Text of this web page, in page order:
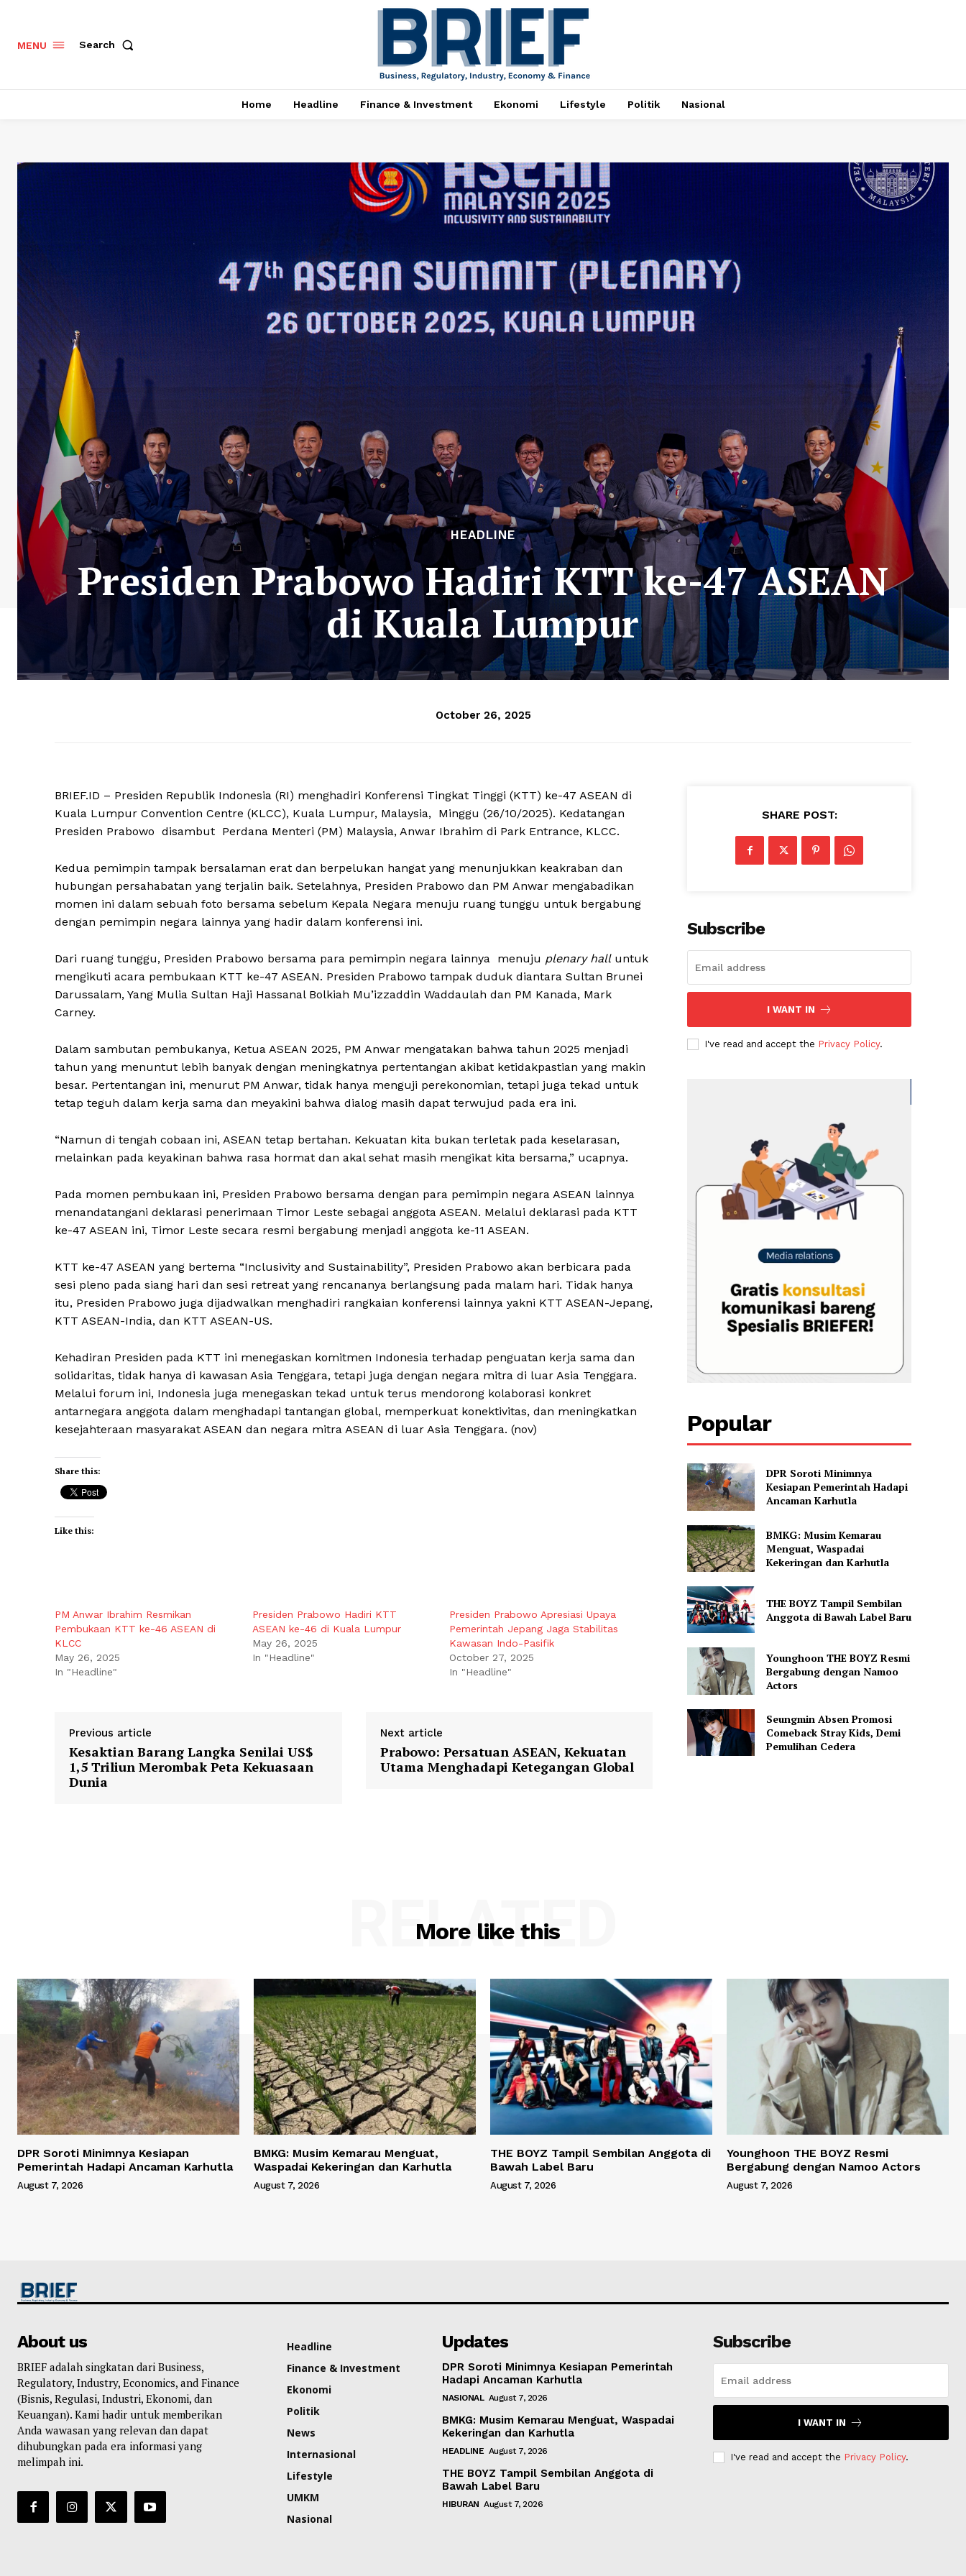
MENU Search
Home Headline Finance & Investment Ekonomi Lifestyle Politik Nasional
HEADLINE
Presiden Prabowo Hadiri KTT ke-47 ASEAN
di Kuala Lumpur
October 26, 2025
BRIEF.ID – Presiden Republik Indonesia (RI) menghadiri Konferensi Tingkat Tinggi (KTT) ke-47 ASEAN di
Kuala Lumpur Convention Centre (KLCC), Kuala Lumpur, Malaysia, Minggu (26/10/2025). Kedatangan
Presiden Prabowo disambut Perdana Menteri (PM) Malaysia, Anwar Ibrahim di Park Entrance, KLCC.
Kedua pemimpin tampak bersalaman erat dan berpelukan hangat yang menunjukkan keakraban dan
hubungan persahabatan yang terjalin baik. Setelahnya, Presiden Prabowo dan PM Anwar mengabadikan
momen ini dalam sebuah foto bersama sebelum Kepala Negara menuju ruang tunggu untuk bergabung
dengan pemimpin negara lainnya yang hadir dalam konferensi ini.
Dari ruang tunggu, Presiden Prabowo bersama para pemimpin negara lainnya menuju plenary halluntuk
mengikuti acara pembukaan KTT ke-47 ASEAN. Presiden Prabowo tampak duduk diantara Sultan Brunei
Darussalam, Yang Mulia Sultan Haji Hassanal Bolkiah Mu’izzaddin Waddaulah dan PM Kanada, Mark
Carney.
Dalam sambutan pembukanya, Ketua ASEAN 2025, PM Anwar mengatakan bahwa tahun 2025 menjadi
tahun yang menuntut lebih banyak dengan meningkatnya pertentangan akibat ketidakpastian yang makin
besar. Pertentangan ini, menurut PM Anwar, tidak hanya menguji perekonomian, tetapi juga tekad untuk
tetap teguh dalam kerja sama dan meyakini bahwa dialog masih dapat terwujud pada era ini.
“Namun di tengah cobaan ini, ASEAN tetap bertahan. Kekuatan kita bukan terletak pada keselarasan,
melainkan pada keyakinan bahwa rasa hormat dan akal sehat masih mengikat kita bersama,” ucapnya.
Pada momen pembukaan ini, Presiden Prabowo bersama dengan para pemimpin negara ASEAN lainnya
menandatangani deklarasi penerimaan Timor Leste sebagai anggota ASEAN. Melalui deklarasi pada KTT
ke-47 ASEAN ini, Timor Leste secara resmi bergabung menjadi anggota ke-11 ASEAN.
KTT ke-47 ASEAN yang bertema “Inclusivity and Sustainability”, Presiden Prabowo akan berbicara pada
sesi pleno pada siang hari dan sesi retreat yang rencananya berlangsung pada malam hari. Tidak hanya
itu, Presiden Prabowo juga dijadwalkan menghadiri rangkaian konferensi lainnya yakni KTT ASEAN-Jepang,
KTT ASEAN-India, dan KTT ASEAN-US.
Kehadiran Presiden pada KTT ini menegaskan komitmen Indonesia terhadap penguatan kerja sama dan
solidaritas, tidak hanya di kawasan Asia Tenggara, tetapi juga dengan negara mitra di luar Asia Tenggara.
Melalui forum ini, Indonesia juga menegaskan tekad untuk terus mendorong kolaborasi konkret
antarnegara anggota dalam menghadapi tantangan global, memperkuat konektivitas, dan meningkatkan
kesejahteraan masyarakat ASEAN dan negara mitra ASEAN di luar Asia Tenggara. (nov)
Share this:
Like this:
PM Anwar Ibrahim Resmikan
Pembukaan KTT ke-46 ASEAN di
KLCC
May 26, 2025
In "Headline"
Presiden Prabowo Hadiri KTT
ASEAN ke-46 di Kuala Lumpur
May 26, 2025
In "Headline"
Presiden Prabowo Apresiasi Upaya
Pemerintah Jepang Jaga Stabilitas
Kawasan Indo-Pasifik
October 27, 2025
In "Headline"
Previous article
Kesaktian Barang Langka Senilai US$
1,5 Triliun Merombak Peta Kekuasaan
Dunia
Next article
Prabowo: Persatuan ASEAN, Kekuatan
Utama Menghadapi Ketegangan Global
SHARE POST:
Subscribe
I WANT IN
I've read and accept the Privacy Policy.
Popular
DPR Soroti Minimnya
Kesiapan Pemerintah Hadapi
Ancaman Karhutla
BMKG: Musim Kemarau
Menguat, Waspadai
Kekeringan dan Karhutla
THE BOYZ Tampil Sembilan
Anggota di Bawah Label Baru
Younghoon THE BOYZ Resmi
Bergabung dengan Namoo
Actors
Seungmin Absen Promosi
Comeback Stray Kids, Demi
Pemulihan Cedera
More like this
RELATED
DPR Soroti Minimnya Kesiapan
Pemerintah Hadapi Ancaman Karhutla
August 7, 2026
BMKG: Musim Kemarau Menguat,
Waspadai Kekeringan dan Karhutla
August 7, 2026
THE BOYZ Tampil Sembilan Anggota di
Bawah Label Baru
August 7, 2026
Younghoon THE BOYZ Resmi
Bergabung dengan Namoo Actors
August 7, 2026
About us
BRIEF adalah singkatan dari Business,
Regulatory, Industry, Economics, and Finance
(Bisnis, Regulasi, Industri, Ekonomi, dan
Keuangan). Kami hadir untuk memberikan
Anda wawasan yang relevan dan dapat
dihubungkan pada era informasi yang
melimpah ini.
Headline
Finance & Investment
Ekonomi
Politik
News
Internasional
Lifestyle
UMKM
Nasional
Updates
DPR Soroti Minimnya Kesiapan Pemerintah
Hadapi Ancaman Karhutla
NASIONAL August 7, 2026
BMKG: Musim Kemarau Menguat, Waspadai
Kekeringan dan Karhutla
HEADLINE August 7, 2026
THE BOYZ Tampil Sembilan Anggota di
Bawah Label Baru
HIBURAN August 7, 2026
Subscribe
I WANT IN
I've read and accept the Privacy Policy.